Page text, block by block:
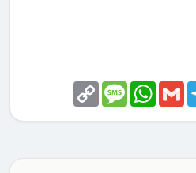
Gmail
WhatsApp
Message
Copy
Link